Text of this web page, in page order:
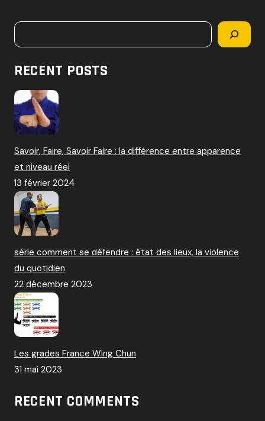
r
Rechercher
RECENT POSTS
Savoir, Faire, Savoir Faire : la différence entre apparence
et niveau réel
13 février 2024
série comment se défendre : état des lieux, la violence
du quotidien
22 décembre 2023
Les grades France Wing Chun
31 mai 2023
RECENT COMMENTS